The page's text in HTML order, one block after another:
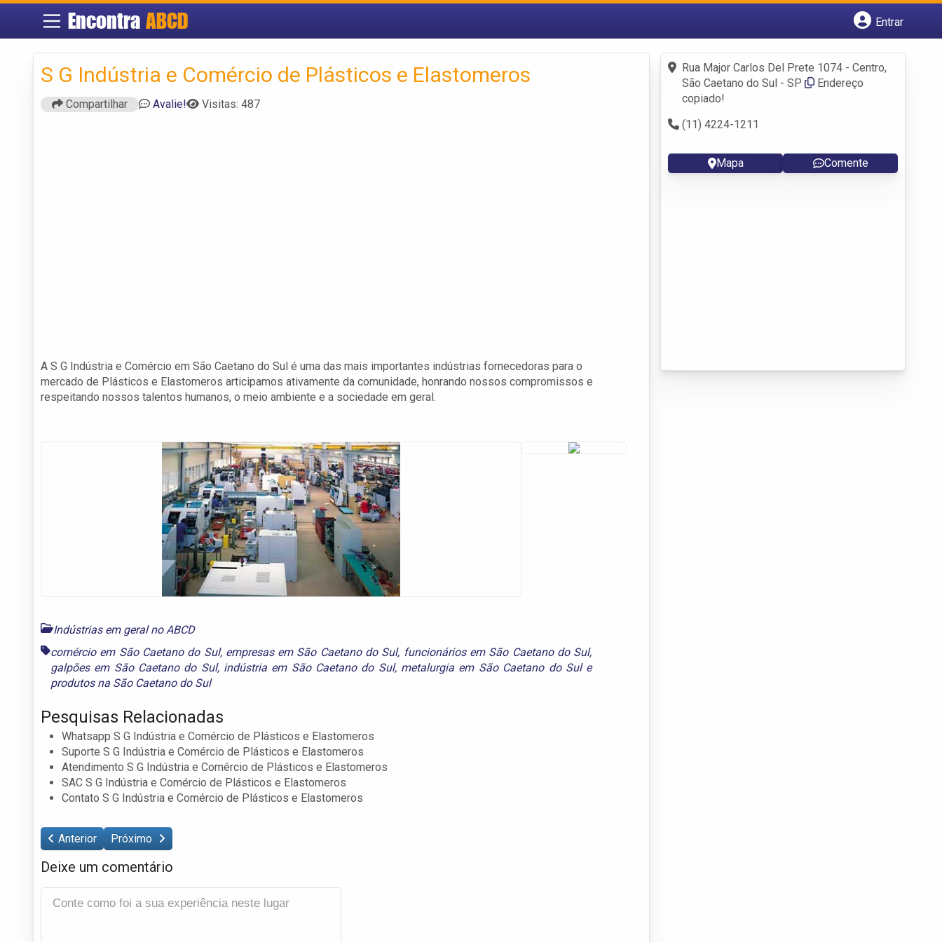
Encontra ABCD
Entrar
Fazer login
Criar conta
S G Indústria e Comércio de Plásticos e Elastomeros
Compartilhar Avalie! Visitas: 487
A S G Indústria e Comércio em São Caetano do Sul é uma das mais importantes indústrias fornecedoras para o
mercado de Plásticos e Elastomeros articipamos ativamente da comunidade, honrando nossos compromissos e
respeitando nossos talentos humanos, o meio ambiente e a sociedade em geral.
Indústrias em geral no ABCD
comércio em São Caetano do Sul, empresas em São Caetano do Sul, funcionários em São Caetano do Sul,
galpões em São Caetano do Sul, indústria em São Caetano do Sul, metalurgia em São Caetano do Sule
produtos na São Caetano do Sul
Pesquisas Relacionadas
Whatsapp S G Indústria e Comércio de Plásticos e Elastomeros
Suporte S G Indústria e Comércio de Plásticos e Elastomeros
Atendimento S G Indústria e Comércio de Plásticos e Elastomeros
SAC S G Indústria e Comércio de Plásticos e Elastomeros
Contato S G Indústria e Comércio de Plásticos e Elastomeros
Anterior Próximo
Deixe um comentário
Rua Major Carlos Del Prete 1074 - Centro,
São Caetano do Sul - SP
Endereço
copiado!
(11) 4224-1211
Mapa Comente